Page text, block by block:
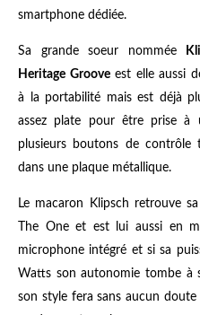
smartphone dédiée.
Sa grande soeur nommée
Heritage Grooveest elle aussi
à la portabilité mais est déjà
assez plate pour être prise à
plusieurs boutons de contrôle
dans une plaque métallique.
Le macaron Klipsch retrouve
The One et est lui aussi en
microphone intégré et si sa
Watts son autonomie tombe à
son style fera sans aucun